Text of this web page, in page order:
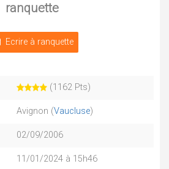
ranquette
Ecrire à ranquette
(1162 Pts)
Avignon (Vaucluse)
02/09/2006
11/01/2024 à 15h46